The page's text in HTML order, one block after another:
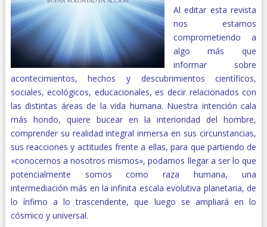
Al editar esta revista
nos estamos
comprometiendo a
algo más que
informar sobre
acontecimientos, hechos y descubrimientos científicos,
sociales, ecológicos, educacionales, es decir relacionados con
las distintas áreas de la vida humana. Nuestra intención cala
más hondo, quiere bucear en la interioridad del hombre,
comprender su realidad integral inmersa en sus circunstancias,
sus reacciones y actitudes frente a ellas, para que partiendo de
«conocernos a nosotros mismos», podamos llegar a ser lo que
potencialmente somos como raza humana, una
intermediación más en la infinita escala evolutiva planetaria, de
lo ínfimo a lo trascendente, que luego se ampliará en lo
cósmico y universal.